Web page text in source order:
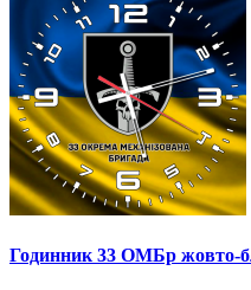
Годинник 33 ОМБр жовто-